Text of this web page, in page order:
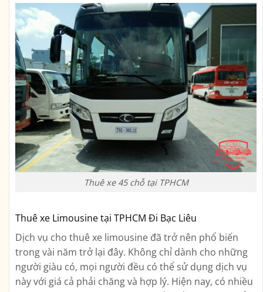
Thuê xe 45 chỗ tại TPHCM
Thuê xe Limousine tại TPHCM Đi Bạc Liêu
Dịch vụ cho thuê xe limousine đã trở nên phổ biến
trong vài năm trở lại đây. Không chỉ dành cho những
người giàu có, mọi người đều có thể sử dụng dịch vụ
này với giá cả phải chăng và hợp lý. Hiện nay, có nhiều